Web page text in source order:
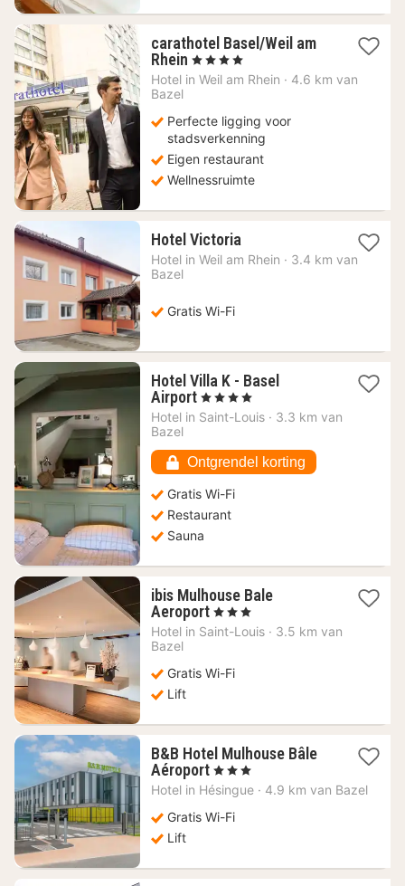
carathotel Basel/Weil am
Rhein 1
nacht
€
, 4 Sterren
Hotel in Weil am Rhein · 4.6 km van
Bazel
Perfecte ligging voor
stadsverkenning
Eigen restaurant
Wellnessruimte
Hotel Victoria1
nacht
Hotel in Weil am Rhein · 3.4 km van
Bazel
Gratis Wi-Fi
Hotel Villa K - Basel
Airport 1
nacht
€
, 4 Sterren
Hotel in Saint-Louis · 3.3 km van
Bazel
Ontgrendel korting
Gratis Wi-Fi
Restaurant
Sauna
ibis Mulhouse Bale
Aeroport 1
nacht
€
, 3 Sterren
Hotel in Saint-Louis · 3.5 km van
Bazel
Gratis Wi-Fi
Lift
B&B Hotel Mulhouse Bâle
Aéroport 1
nacht
vanaf
73,41
, 3 Sterren
Hotel in Hésingue · 4.9 km van Bazel
Gratis Wi-Fi
Lift